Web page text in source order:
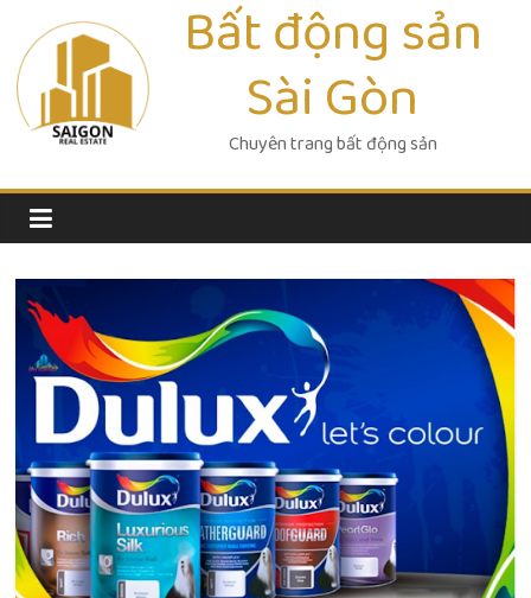
content
Bất động sản
Sài Gòn
Chuyên trang bất động sản